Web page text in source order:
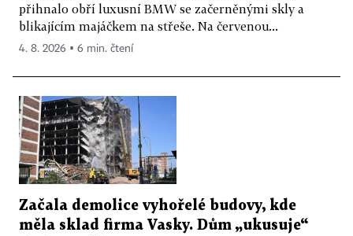
přihnalo obří luxusní BMW se začerněnými skly a
blikajícím majáčkem na střeše. Na červenou...
4. 8. 2026 ▪ 6 min. čtení
Začala demolice vyhořelé budovy, kde
měla sklad firma Vasky. Dům „ukusuje“